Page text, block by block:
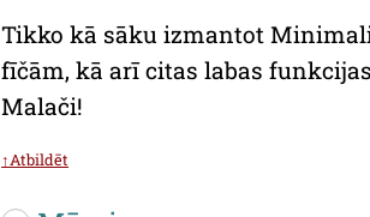
Tikko kā sāku izmantot
fīčām, kā arī citas labas
Malači!
↑Atbildēt